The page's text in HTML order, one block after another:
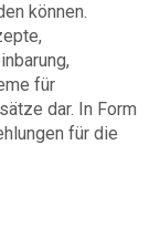
können.
für
dar. In Form
für die